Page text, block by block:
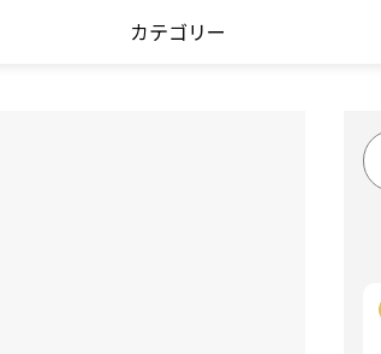
カテゴリー